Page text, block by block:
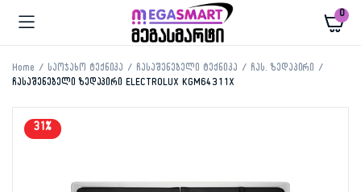
0
Home საოჯახო ტექნიკა ჩასაშენებელი ტექნიკა
ჩას. ზედაპირი
ჩასაშენებელი ზედაპირი ELECTROLUX KGM64311X
31%